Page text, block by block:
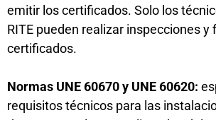
emitir los certificados. Solo los
RITE pueden realizar inspecciones y
certificados.
Normas UNE 60670 y UNE 60620:
requisitos técnicos para las